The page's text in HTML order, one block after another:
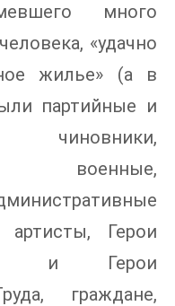
много
«удачно
жилье» (а в
партийные и
чиновники,
военные,
артисты, Герои
и Герои
граждане,